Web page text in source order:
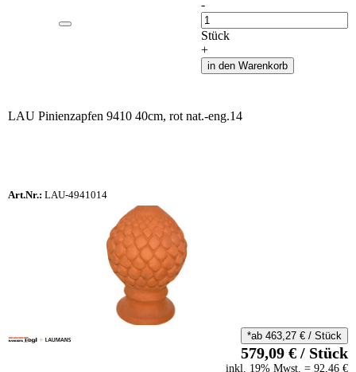
-
Anzahl
Stück
+
in den Warenkorb
LAU Pinienzapfen 9410 40cm, rot nat.-eng.14
Art.Nr.: LAU-4941014
*ab 463,27 €/ Stück
579,09 €/ Stück
inkl. 19% Mwst. = 92,46 €